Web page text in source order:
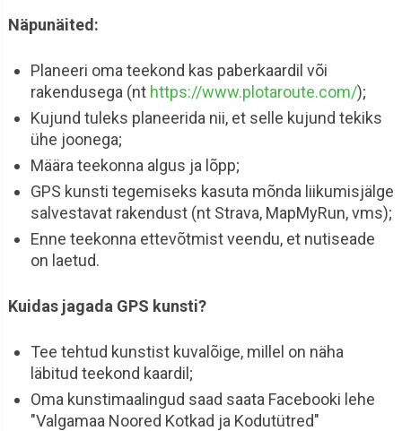
Näpunäited:
Planeeri oma teekond kas paberkaardil või
rakendusega (nt https://www.plotaroute.com/);
Kujund tuleks planeerida nii, et selle kujund tekiks
ühe joonega;
Määra teekonna algus ja lõpp;
GPS kunsti tegemiseks kasuta mõnda liikumisjälge
salvestavat rakendust (nt Strava, MapMyRun, vms);
Enne teekonna ettevõtmist veendu, et nutiseade
on laetud.
Kuidas jagada GPS kunsti?
Tee tehtud kunstist kuvalõige, millel on näha
läbitud teekond kaardil;
Oma kunstimaalingud saad saata Facebooki lehe
"Valgamaa Noored Kotkad ja Kodutütred"